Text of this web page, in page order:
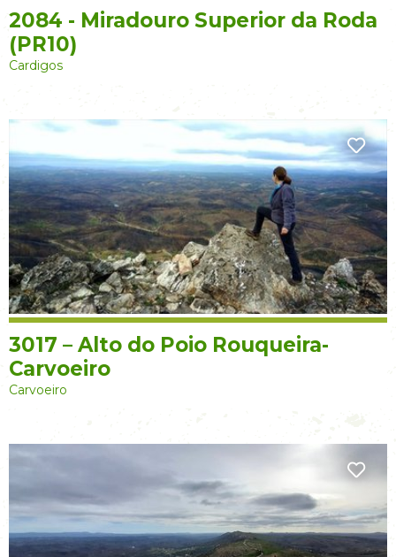
2084 - Miradouro Superior da Roda
(PR10)
Cardigos
3017 – Alto do Poio Rouqueira-
Carvoeiro
Carvoeiro